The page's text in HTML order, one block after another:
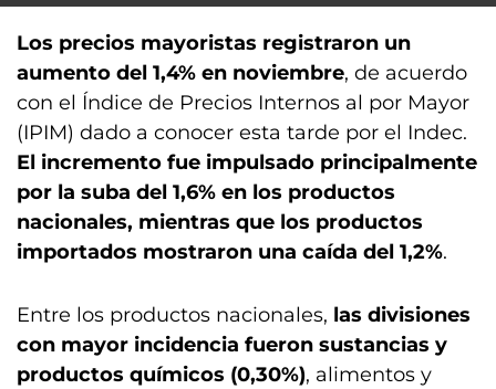
Los precios mayoristas registraron un
aumento del 1,4% en noviembre, de acuerdo
con el Índice de Precios Internos al por Mayor
(IPIM) dado a conocer esta tarde por el Indec.
El incremento fue impulsado principalmente
por la suba del 1,6% en los productos
nacionales, mientras que los productos
importados mostraron una caída del 1,2%.
Entre los productos nacionales, las divisiones
con mayor incidencia fueron sustancias y
productos químicos (0,30%), alimentos y